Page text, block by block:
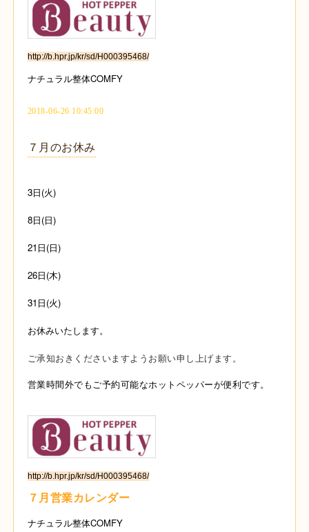
http://b.hpr.jp/kr/sd/H000395468/
ナチュラル整体COMFY
2018-06-26 10:45:00
７月のお休み
3日(火)
8日(日)
21日(日)
26日(木)
31日(火)
お休みいたします。
ご承知おきくださいますようお願い申し上げます。
営業時間外でもご予約可能なホットペッパーが便利です。
http://b.hpr.jp/kr/sd/H000395468/
７月営業カレンダー
ナチュラル整体COMFY